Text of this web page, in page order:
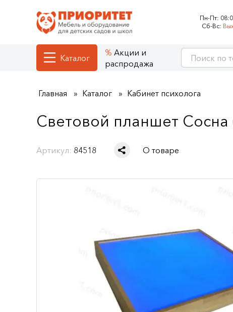
Пн-Пт:
Сб-Вс:
Каталог
Акции и
распродажа
Главная Каталог Кабинет психолога
Световой планшет Сосна
Артикул: 84518 О товаре